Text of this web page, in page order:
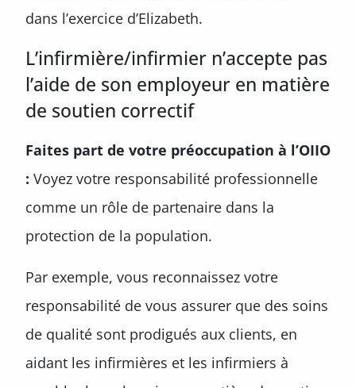
dans l’exercice d’Elizabeth.
L’infirmière/infirmier n’accepte pas
l’aide de son employeur en matière
de soutien correctif
Faites part de votre préoccupation à l’OIIO
: Voyez votre responsabilité professionnelle
comme un rôle de partenaire dans la
protection de la population.
Par exemple, vous reconnaissez votre
responsabilité de vous assurer que des soins
de qualité sont prodigués aux clients, en
aidant les infirmières et les infirmiers à